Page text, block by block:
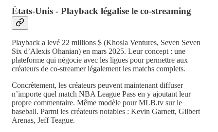
États-Unis - Playback légalise le co-streaming
Playback a levé 22 millions $ (Khosla Ventures, Seven Seven
Six d’Alexis Ohanian) en mars 2025. Leur concept : une
plateforme qui négocie avec les ligues pour permettre aux
créateurs de co-streamer légalement les matchs complets.
Concrètement, les créateurs peuvent maintenant diffuser
n’importe quel match NBA League Pass en y ajoutant leur
propre commentaire. Même modèle pour MLB.tv sur le
baseball. Parmi les créateurs notables : Kevin Garnett, Gilbert
Arenas, Jeff Teague.